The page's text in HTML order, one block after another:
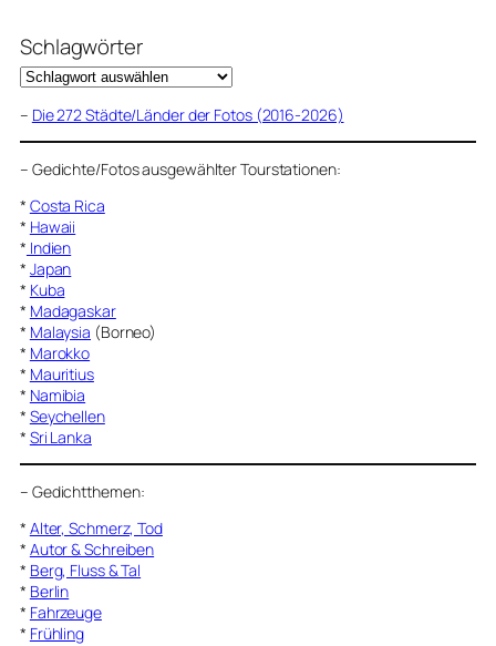
Schlagwörter
– Die 272 Städte/Länder der Fotos (2016-2026)
– Gedichte/Fotos ausgewählter Tourstationen:
* Costa Rica
* Hawaii
* Indien
* Japan
* Kuba
* Madagaskar
* Malaysia (Borneo)
* Marokko
* Mauritius
* Namibia
* Seychellen
* Sri Lanka
– Gedichtthemen:
* Alter, Schmerz, Tod
* Autor & Schreiben
* Berg, Fluss & Tal
* Berlin
* Fahrzeuge
* Frühling